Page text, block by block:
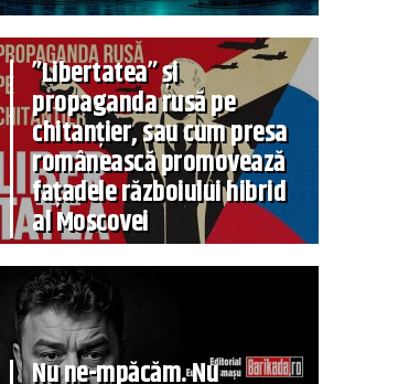
”Libertatea” și
propaganda rusă pe
chitanțier, sau cum presa
românească promovează
fațadele războiului hibrid
al Moscovei
Nu ne-mpăcăm. Nu